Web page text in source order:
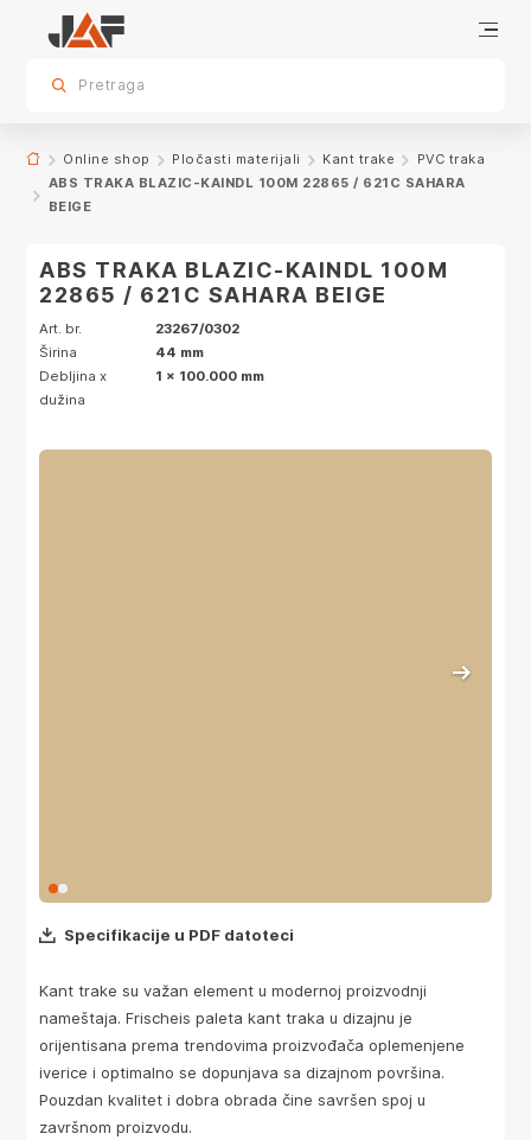
sr.skip-to.main-content
sr.skip-to.table-of-contents
sr.skip-to.main-navigation
Specifikacije
Pretraga
Online shop Pločasti materijali Kant trake
PVC traka
ABS TRAKA BLAZIC-KAINDL 100M 22865 / 621C SAHARA
BEIGE
ABS TRAKA BLAZIC-KAINDL 100M
22865 / 621C SAHARA BEIGE
Art. br.
23267/0302
Širina
44 mm
Debljina x
dužina
1 x 100.000 mm
Specifikacije u PDF datoteci
Kant trake su važan element u modernoj proizvodnji
nameštaja. Frischeis paleta kant traka u dizajnu je
orijentisana prema trendovima proizvođača oplemenjene
iverice i optimalno se dopunjava sa dizajnom površina.
Pouzdan kvalitet i dobra obrada čine savršen spoj u
završnom proizvodu.